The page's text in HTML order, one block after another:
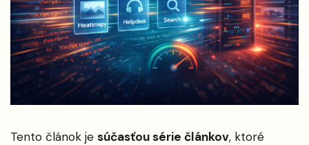
Tento článok je súčasťou série článkov, ktoré